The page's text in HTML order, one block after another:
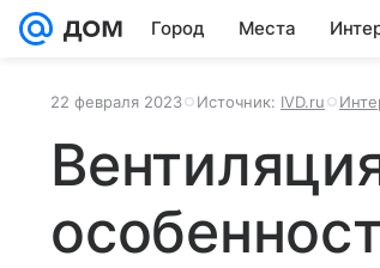
Город Места
22 февраля 2023 Источник: IVD.ru